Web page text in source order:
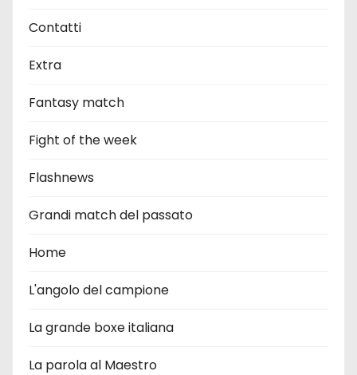
Contatti
Extra
Fantasy match
Fight of the week
Flashnews
Grandi match del passato
Home
L'angolo del campione
La grande boxe italiana
La parola al Maestro